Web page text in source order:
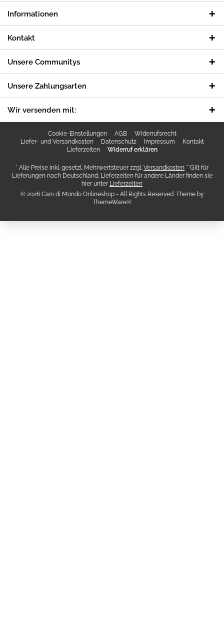
Informationen
Kontakt
Unsere Communitys
Unsere Zahlungsarten
Wir versenden mit:
Cookie-Einstellungen AGB
Widerrufsrecht
Liefer- und Versandkosten
Datenschutz Impressum
Kontakt
Lieferzeiten
Widerruf erklären
* Alle Preise inkl. gesetzl. Mehrwertsteuer zzgl. Versandkosten **Gilt für
Lieferungen nach Deutschland. Lieferzeiten für andere Länder finden sie
hier unter Lieferzeiten
© 2026 Cani di Mondo Onlineshop - All Rights Reserved. Theme by
ThemeWare®